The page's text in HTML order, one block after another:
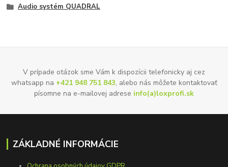
Audio systém QUADRAL
V prípade otázok sme Vám k dispozícii telefonicky aj cez
whatsapp na +421 948 751 843, alebo nás môžete kontaktovať
písomne na e-mailovej adrese info(a)loxprofi.sk
ZÁKLADNÉ INFORMÁCIE